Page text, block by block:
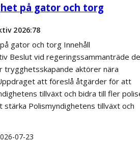
på gator och torg
2026:78
gator och torg Innehåll
Beslut vid regeringssammanträde
trygghetsskapande aktörer nära
att föreslå åtgärder för att
tillväxt och bidra till fler
Polismyndighetens tillväxt och
07-23